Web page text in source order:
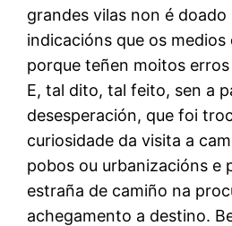
grandes vilas non é doado
indicacións que os
porque teñen moitos erros
E, tal dito, tal feito, sen a
desesperación, que foi
curiosidade da visita a
pobos ou urbanizacións e
estraña de camiño na
achegamento a destino.